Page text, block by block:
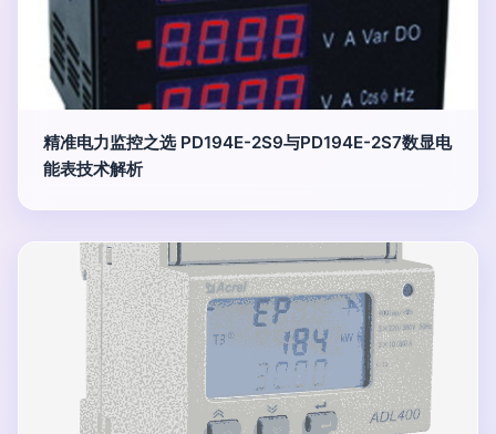
精准电力监控之选 PD194E-2S9与PD194E-2S7数显电
能表技术解析